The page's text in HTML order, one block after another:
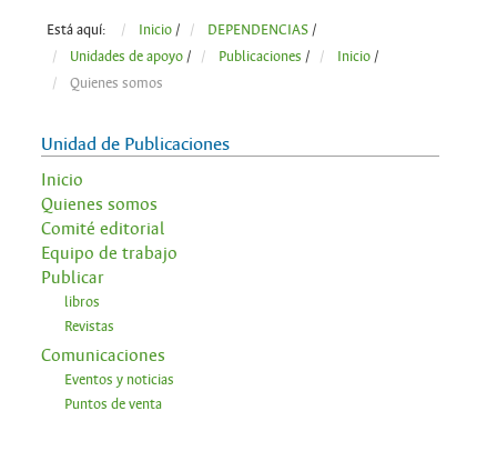
Está aquí: Inicio/ DEPENDENCIAS/
Unidades de apoyo/ Publicaciones / Inicio/
Quienes somos
Unidad de Publicaciones
Inicio
Quienes somos
Comité editorial
Equipo de trabajo
Publicar
libros
Revistas
Comunicaciones
Eventos y noticias
Puntos de venta